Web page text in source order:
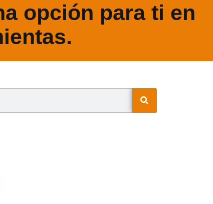
opción para ti en